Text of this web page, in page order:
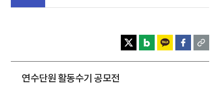
연수단원 활동수기 공모전